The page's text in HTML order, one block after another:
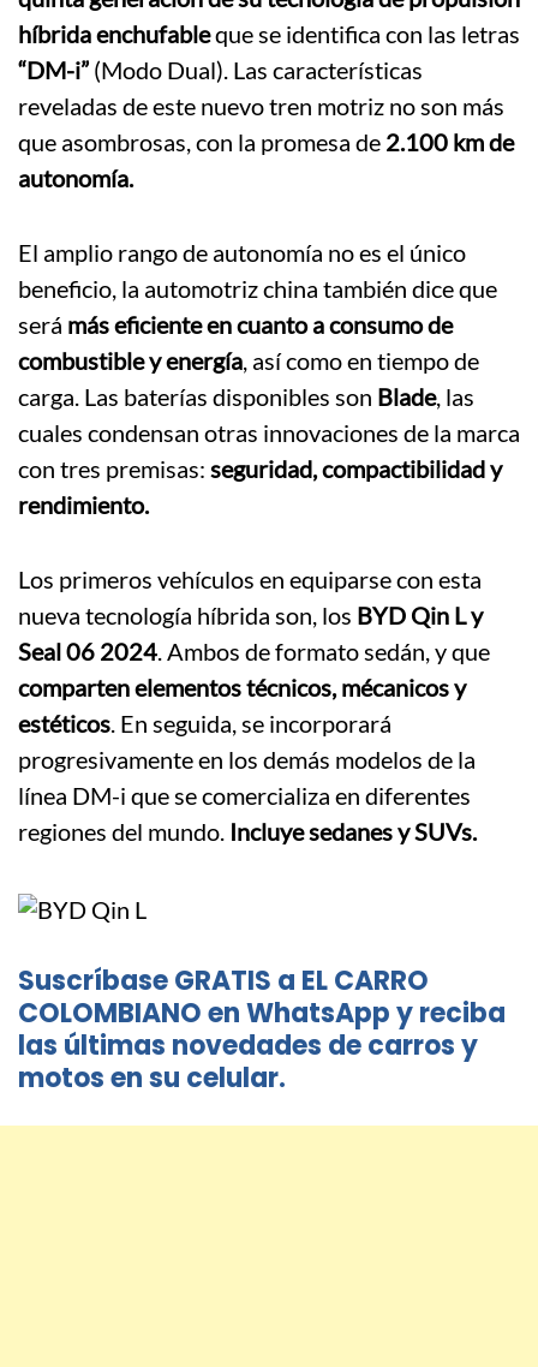
híbrida enchufableque se identifica con las letras
“DM-i” (Modo Dual). Las características
reveladas de este nuevo tren motriz no son más
que asombrosas, con la promesa de 2.100 km de
autonomía.
El amplio rango de autonomía no es el único
beneficio, la automotriz china también dice que
será más eficiente en cuanto a consumo de
combustible y energía, así como en tiempo de
carga. Las baterías disponibles son Blade, las
cuales condensan otras innovaciones de la marca
con tres premisas: seguridad, compactibilidad y
rendimiento.
Los primeros vehículos en equiparse con esta
nueva tecnología híbrida son, los BYD Qin L y
Seal 06 2024. Ambos de formato sedán, y que
comparten elementos técnicos, mécanicos y
estéticos. En seguida, se incorporará
progresivamente en los demás modelos de la
línea DM-i que se comercializa en diferentes
regiones del mundo. Incluye sedanes y SUVs.
Suscríbase GRATIS a EL CARRO
COLOMBIANO en WhatsApp y reciba
las últimas novedades de carros y
motos en su celular.